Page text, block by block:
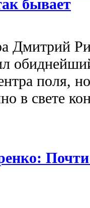
бывает
Дмитрий
поля,
в свете
Почти